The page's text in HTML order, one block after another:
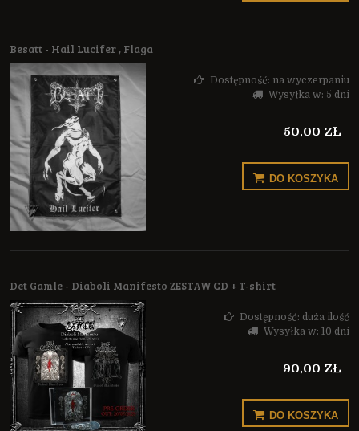
Besatt - Hail Lucifer , Flaga
Dostępność: na wyczerpaniu
Wysyłka w: 5 dni
50,00 ZŁ
DO KOSZYKA
Det Gamle - Diaboli Manifesto ZESTAW CD + T-shirt
Dostępność: duża ilość
Wysyłka w: 10 dni
90,00 ZŁ
DO KOSZYKA